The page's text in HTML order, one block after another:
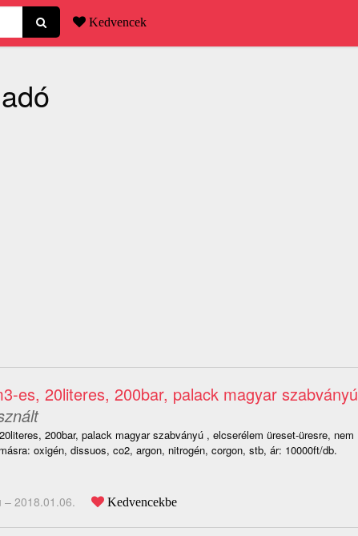
Kedvencek
es, 20literes, 200bar, palack magyar szabványú
200bar, palack magyar szabványú , elcserélem üreset-üresre, nem
oxigén, dissuos, co2, argon, nitrogén, corgon, stb, ár: 10000ft/db.
– 2018.01.06. Kedvencekbe